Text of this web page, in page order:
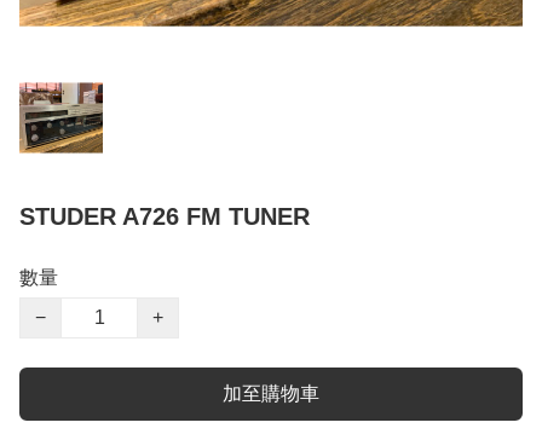
STUDER A726 FM TUNER
數量
−
+
加至購物車